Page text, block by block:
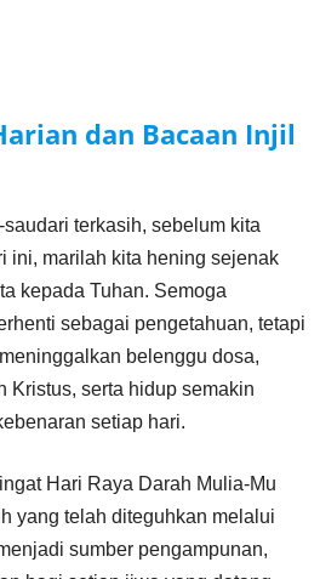
dan Bacaan Injil
terkasih, sebelum kita
ini, marilah kita hening sejenak
kepada Tuhan. Semoga
sebagai pengetahuan, tetapi
belenggu dosa,
Kristus, serta hidup semakin
setiap hari.
Hari Raya Darah Mulia-Mu
yang telah diteguhkan melalui
sumber pengampunan,